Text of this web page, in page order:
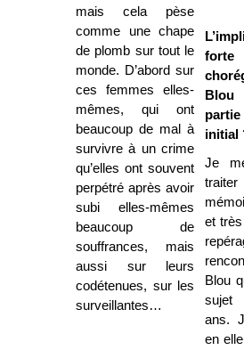
mais cela pèse
comme une chape
de plomb sur tout le
monde. D’abord sur
ces femmes elles-
mêmes, qui ont
beaucoup de mal à
survivre à un crime
qu’elles ont souvent
perpétré après avoir
subi elles-mêmes
beaucoup de
souffrances, mais
aussi sur leurs
codétenues, sur les
surveillantes…
initial
Je
et
Blou
sujet
ans.
en